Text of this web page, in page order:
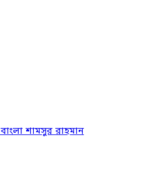
বাংলাশামসুর রাহমান